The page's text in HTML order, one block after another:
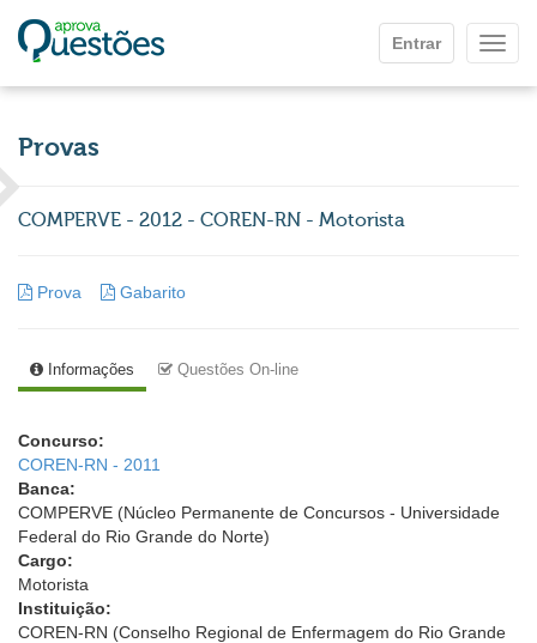
Entrar
Provas
COMPERVE - 2012 - COREN-RN - Motorista
Prova Gabarito
Informações Questões On-line
Concurso:
COREN-RN - 2011
Banca:
COMPERVE (Núcleo Permanente de Concursos - Universidade
Federal do Rio Grande do Norte)
Cargo:
Motorista
Instituição:
COREN-RN (Conselho Regional de Enfermagem do Rio Grande